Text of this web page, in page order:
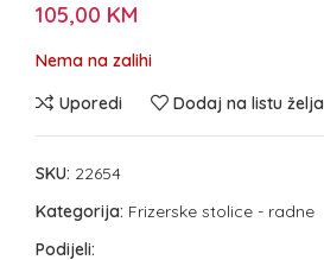
105,00 KM
Nema na zalihi
Uporedi
Dodaj na listu želja
SKU: 22654
Kategorija: Frizerske stolice - radne
Podijeli: